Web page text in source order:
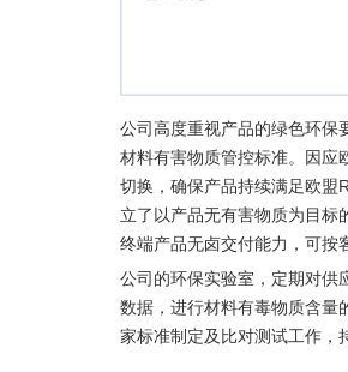
公司高度重视产品的绿色环保
材料有害物质管控标准。因应
切换，确保产品持续满足欧盟
立了以产品无有害物质为目标
终端产品无卤交付能力，可按
公司的环保实验室，定期对供
数据，进行材料有毒物质含量
家标准制定及比对测试工作，